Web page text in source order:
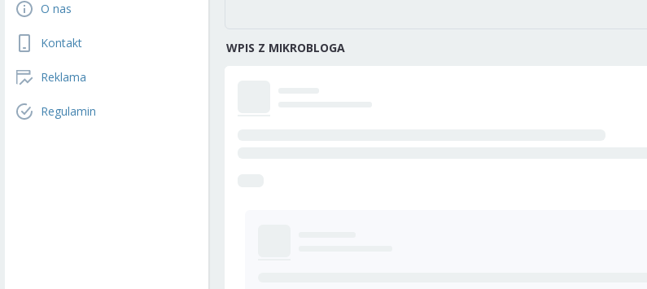
O nas
Kontakt
Reklama
Regulamin
WPIS Z MIKROBLOGA